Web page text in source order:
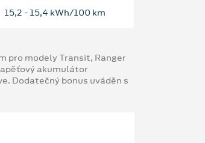
15,2 ‐ 15,4 kWh/100 km
pro modely Transit, Ranger
akumulátor
Dodatečný bonus uváděn s